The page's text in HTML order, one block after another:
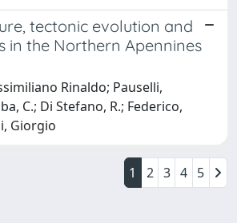
tectonic evolution and
in the Northern Apennines
Rinaldo; Pauselli,
C.; Di Stefano, R.; Federico,
Giorgio
1 2 3 4 5